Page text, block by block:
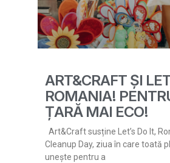
ART&CRAFT ȘI
ROMANIA!
ȚARĂ MAI ECO!
Art&Craft susține Let’s Do It,
Cleanup Day, ziua în care toată
unește pentru a